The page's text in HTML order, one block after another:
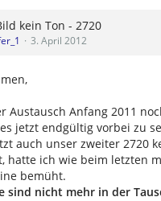
kein Ton - 2720
3. April 2012
Austausch Anfang 2011
jetzt endgültig vorbei zu
auch unser zweiter 2720
hatte ich wie beim letzten
bemüht.
sind nicht mehr in der